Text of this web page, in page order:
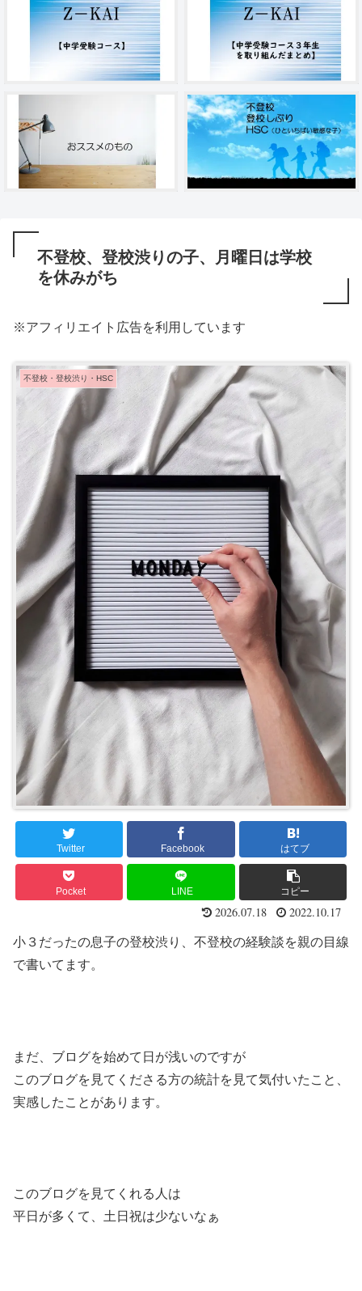
不登校、登校渋りの子、月曜日は学校
を休みがち
※アフィリエイト広告を利用しています
不登校・登校渋り・HSC
Twitter Facebook はてブ
Pocket LINE コピー
2026.07.18 2022.10.17
小３だったの息子の登校渋り、不登校の経験談を親の目線
で書いてます。
まだ、ブログを始めて日が浅いのですが
このブログを見てくださる方の統計を見て気付いたこと、
実感したことがあります。
このブログを見てくれる人は
平日が多くて、土日祝は少ないなぁ